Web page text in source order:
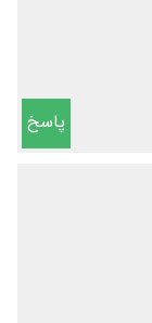
پاسخ